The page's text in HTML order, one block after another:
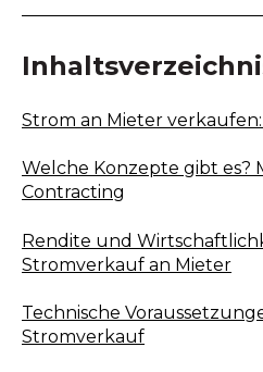
Strom an Mieter
Welche Konzepte gibt es?
Contracting
Rendite und
Stromverkauf an Mieter
Technische
Stromverkauf